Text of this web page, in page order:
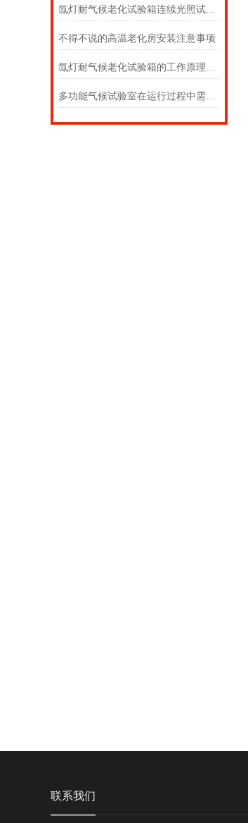
氙灯耐气候老化试验箱连续光照试验的试验条件
不得不说的高温老化房安装注意事项
氙灯耐气候老化试验箱的工作原理及注意事项
多功能气候试验室在运行过程中需要注意哪些安全事项？
联系我们